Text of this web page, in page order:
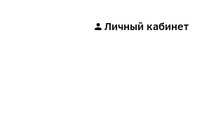
Личный кабинет